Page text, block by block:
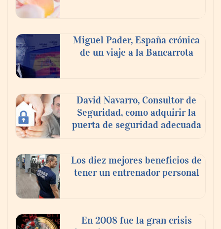
compromiso para el eclipse solar del 12 de
agosto
‘El ransomware se puede vencer. No
Ricardo Palacio Escobar
Miguel Pader, España crónica
de un viaje a la Bancarrota
David Navarro, Consultor de
Seguridad, como adquirir la
puerta de seguridad adecuada
Los diez mejores beneficios de
tener un entrenador personal
En 2008 fue la gran crisis